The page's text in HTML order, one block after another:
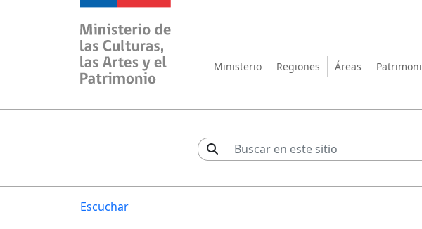
Ministerio de las Culturas, las
Ministerio Regiones Áreas
Escuchar